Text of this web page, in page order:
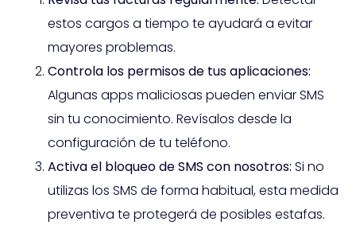
estos cargos a tiempo te ayudará a evitar
mayores problemas.
Controla los permisos de tus aplicaciones:
Algunas apps maliciosas pueden enviar SMS
sin tu conocimiento. Revísalos desde la
configuración de tu teléfono.
Activa el bloqueo de SMS con nosotros: Si no
utilizas los SMS de forma habitual, esta medida
preventiva te protegerá de posibles estafas.